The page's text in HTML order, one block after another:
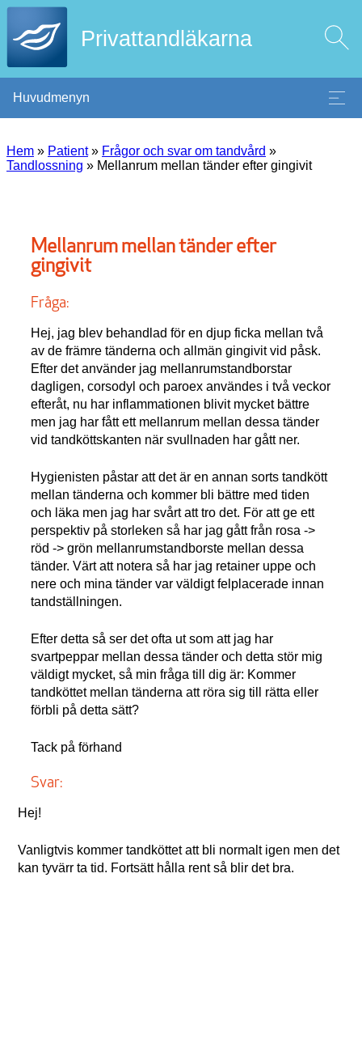
Privattandläkarna
Huvudmenyn
Hem » Patient» Frågor och svar om tandvård »
Tandlossning » Mellanrum mellan tänder efter gingivit
Mellanrum mellan tänder efter
gingivit
Fråga:
Hej, jag blev behandlad för en djup ficka mellan två
av de främre tänderna och allmän gingivit vid påsk.
Efter det använder jag mellanrumstandborstar
dagligen, corsodyl och paroex användes i två veckor
efteråt, nu har inflammationen blivit mycket bättre
men jag har fått ett mellanrum mellan dessa tänder
vid tandköttskanten när svullnaden har gått ner.
Hygienisten påstar att det är en annan sorts tandkött
mellan tänderna och kommer bli bättre med tiden
och läka men jag har svårt att tro det. För att ge ett
perspektiv på storleken så har jag gått från rosa ->
röd -> grön mellanrumstandborste mellan dessa
tänder. Värt att notera så har jag retainer uppe och
nere och mina tänder var väldigt felplacerade innan
tandställningen.
Efter detta så ser det ofta ut som att jag har
svartpeppar mellan dessa tänder och detta stör mig
väldigt mycket, så min fråga till dig är: Kommer
tandköttet mellan tänderna att röra sig till rätta eller
förbli på detta sätt?
Tack på förhand
Svar:
Hej!
Vanligtvis kommer tandköttet att bli normalt igen men det
kan tyvärr ta tid. Fortsätt hålla rent så blir det bra.